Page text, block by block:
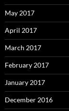
May 2017
April 2017
March 2017
February 2017
January 2017
December 2016